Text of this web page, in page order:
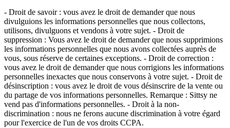
- Droit de savoir : vous avez le droit de demander que nous
divulguions les informations personnelles que nous collectons,
utilisons, divulguons et vendons à votre sujet. - Droit de
suppression : Vous avez le droit de demander que nous supprimions
les informations personnelles que nous avons collectées auprès de
vous, sous réserve de certaines exceptions. - Droit de correction :
vous avez le droit de demander que nous corrigions les informations
personnelles inexactes que nous conservons à votre sujet. - Droit de
désinscription : vous avez le droit de vous désinscrire de la vente ou
du partage de vos informations personnelles. Remarque : Sittsy ne
vend pas d'informations personnelles. - Droit à la non-
discrimination : nous ne ferons aucune discrimination à votre égard
pour l'exercice de l'un de vos droits CCPA.